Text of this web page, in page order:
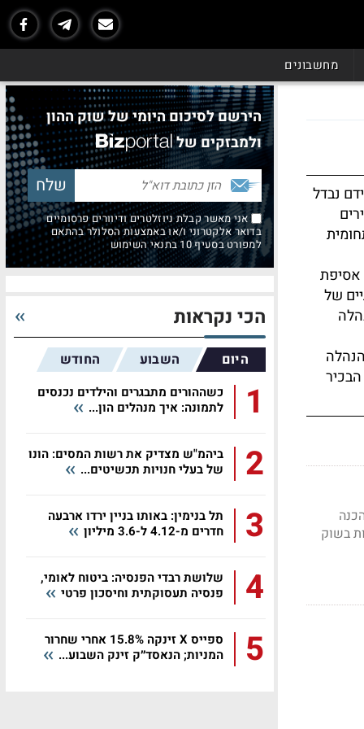
מחשבונים
נבדל
אסיפת
של
בשוק
הירשם לסיכום היומי של שוק ההון
ולמבזקים של
אני מאשר קבלת ניוזלטרים ודיוורים פרסומיים
בדואר אלקטרוני ו/או באמצעות הסלולר בהתאם
למפורט בסעיף 10 בתנאי השימוש
הכי נקראות
היום השבוע החודש
1
כשההורים מתבגרים והילדים נכנסים
לתמונה: איך מנהלים הון...
2
ביהמ"ש מצדיק את רשות המסים: הונו
של בעלי חנויות תכשיטים...
3
תל בנימין: באותו בניין ירדו ארבעה
חדרים מ-4.12 ל-3.6 מיליון
4
שלושת רבדי הפנסיה: ביטוח לאומי,
פנסיה תעסוקתית וחיסכון פרטי
5
ספייס X זינקה 15.8% אחרי שחרור
המניות; הנאסד״ק זינק השבוע...